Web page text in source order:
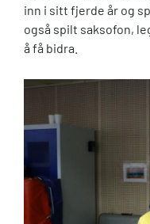
inn i sitt fjerde år og
også spilt saksofon,
å få bidra.